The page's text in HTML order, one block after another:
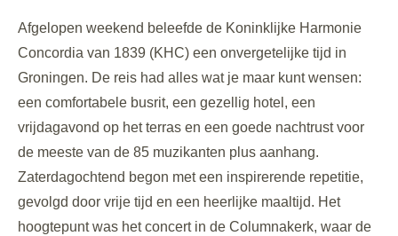
Afgelopen weekend beleefde de Koninklijke Harmonie
Concordia van 1839 (KHC) een onvergetelijke tijd in
Groningen. De reis had alles wat je maar kunt wensen:
een comfortabele busrit, een gezellig hotel, een
vrijdagavond op het terras en een goede nachtrust voor
de meeste van de 85 muzikanten plus aanhang.
Zaterdagochtend begon met een inspirerende repetitie,
gevolgd door vrije tijd en een heerlijke maaltijd. Het
hoogtepunt was het concert in de Columnakerk, waar de